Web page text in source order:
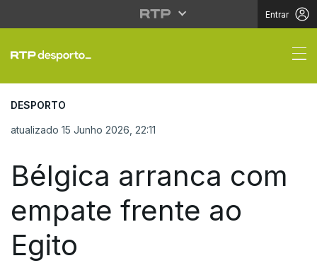
Entrar
Bélgica arranca com
DESPORTO
atualizado 15 Junho 2026, 22:11
Bélgica arranca com
empate frente ao
Egito